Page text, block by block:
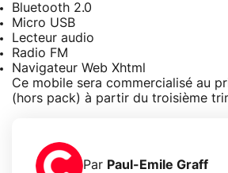
Bluetooth 2.0
Micro USB
Lecteur audio
Radio FM
Navigateur Web Xhtml
Ce mobile sera commercialisé au
(hors pack) à partir du troisième
Par Paul-Emile Graff